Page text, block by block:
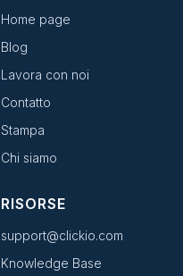
Home page
Blog
Lavora con noi
Contatto
Stampa
Chi siamo
RISORSE
support@clickio.com
Knowledge Base